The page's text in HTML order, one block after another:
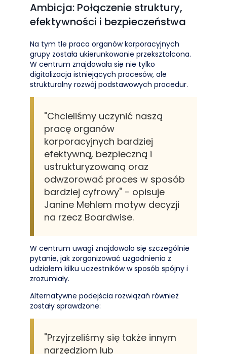
Ambicja: Połączenie struktury,
efektywności i bezpieczeństwa
Na tym tle praca organów korporacyjnych
grupy została ukierunkowanie przekształcona.
W centrum znajdowała się nie tylko
digitalizacja istniejących procesów, ale
strukturalny rozwój podstawowych procedur.
"Chcieliśmy uczynić naszą
pracę organów
korporacyjnych bardziej
efektywną, bezpieczną i
ustrukturyzowaną oraz
odwzorować proces w sposób
bardziej cyfrowy" - opisuje
Janine Mehlem motyw decyzji
na rzecz Boardwise.
W centrum uwagi znajdowało się szczególnie
pytanie, jak zorganizować uzgodnienia z
udziałem kilku uczestników w sposób spójny i
zrozumiały.
Alternatywne podejścia rozwiązań również
zostały sprawdzone:
"Przyjrzeliśmy się także innym
narzędziom lub